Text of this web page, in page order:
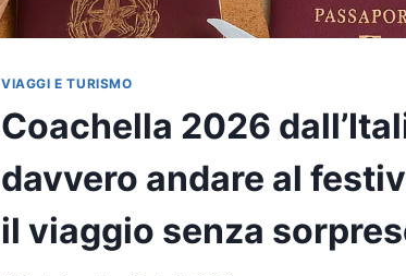
VIAGGI E TURISMO
Coachella 2026
davvero andare al
il viaggio senza